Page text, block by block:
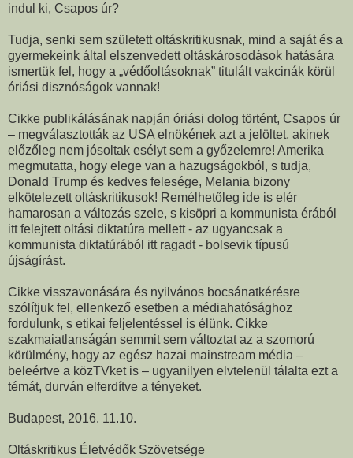
indul ki, Csapos úr?
Tudja, senki sem született oltáskritikusnak, mind a saját és a
gyermekeink által elszenvedett oltáskárosodások hatására
ismertük fel, hogy a „védőoltásoknak” titulált vakcinák körül
óriási disznóságok vannak!
Cikke publikálásának napján óriási dolog történt, Csapos úr
– megválasztották az USA elnökének azt a jelöltet, akinek
előzőleg nem jósoltak esélyt sem a győzelemre! Amerika
megmutatta, hogy elege van a hazugságokból, s tudja,
Donald Trump és kedves felesége, Melania bizony
elkötelezett oltáskritikusok! Remélhetőleg ide is elér
hamarosan a változás szele, s kisöpri a kommunista érából
itt felejtett oltási diktatúra mellett - az ugyancsak a
kommunista diktatúrából itt ragadt - bolsevik típusú
újságírást.
Cikke visszavonására és nyilvános bocsánatkérésre
szólítjuk fel, ellenkező esetben a médiahatósághoz
fordulunk, s etikai feljelentéssel is élünk. Cikke
szakmaiatlanságán semmit sem változtat az a szomorú
körülmény, hogy az egész hazai mainstream média –
beleértve a közTVket is – ugyanilyen elvtelenül tálalta ezt a
témát, durván elferdítve a tényeket.
Budapest, 2016. 11.10.
Oltáskritikus Életvédők Szövetsége